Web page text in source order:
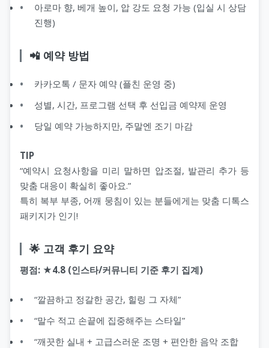
아로마 향, 베개 높이, 압 강도 요청 가능 (입실 시 상담
진행)
📲 예약 방법
카카오톡 / 문자 예약 (플친 운영 중)
성별, 시간, 프로그램 선택 후 선입금 예약제 운영
당일 예약 가능하지만, 주말엔 조기 마감
TIP
“예약시 요청사항을 미리 말하면 압조절, 발관리 추가 등
맞춤 대응이 확실히 좋아요.”
특히 복부 부종, 어깨 뭉침이 있는 분들에게는 맞춤 디톡스
패키지가 인기!
🌟 고객 후기 요약
평점: ★4.8 (인스타/커뮤니티 기준 후기 집계)
“깔끔하고 정갈한 공간, 힐링 그 자체”
“말수 적고 손끝에 집중해주는 스타일”
“깨끗한 실내 + 고급스러운 조명 + 편안한 음악 조합